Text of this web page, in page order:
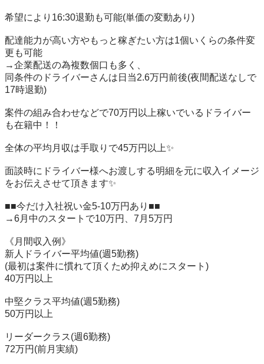
希望により16:30退勤も可能(単価の変動あり)
配達能力が高い方やもっと稼ぎたい方は1個いくらの条件変
更も可能
→企業配送の為複数個口も多く、
同条件のドライバーさんは日当2.6万円前後(夜間配送なしで
17時退勤)
案件の組み合わせなどで70万円以上稼いでいるドライバー
も在籍中！！
全体の平均月収は手取りで45万円以上✨
面談時にドライバー様へお渡しする明細を元に収入イメージ
をお伝えさせて頂きます✨
■■今だけ入社祝い金5-10万円あり■■
→6月中のスタートで10万円、7月5万円
《月間収入例》
新人ドライバー平均値(週5勤務)
(最初は案件に慣れて頂くため抑えめにスタート)
40万円以上
中堅クラス平均値(週5勤務)
50万円以上
リーダークラス(週6勤務)
72万円(前月実績)